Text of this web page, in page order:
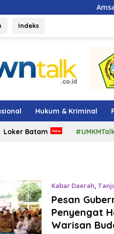
Amsakar: Penataan
Indeks
Hukum & Kriminal
Loker Batam
Kabar Daerah,
Pesan
Penyengat
Warisan